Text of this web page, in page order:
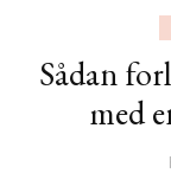
Sådan
med